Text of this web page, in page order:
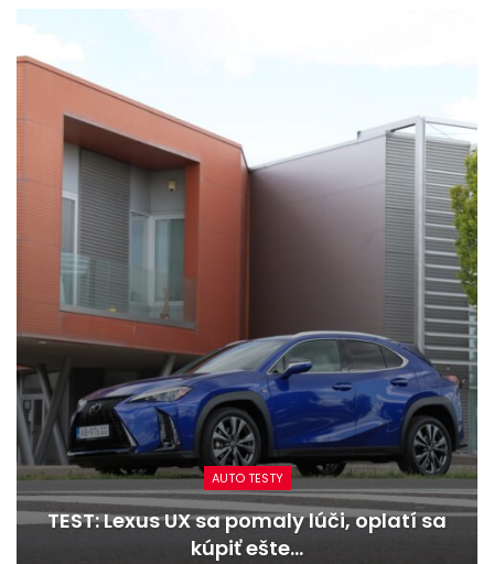
AUTO TESTY
TEST: Dacia Duster hybrid-G 150 4×4 –
Trojitý útok